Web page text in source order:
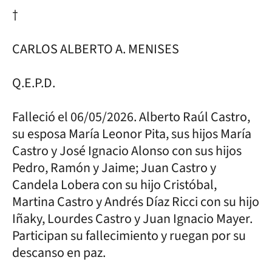
†
CARLOS ALBERTO A. MENISES
Q.E.P.D.
Falleció el 06/05/2026. Alberto Raúl Castro,
su esposa María Leonor Pita, sus hijos María
Castro y José Ignacio Alonso con sus hijos
Pedro, Ramón y Jaime; Juan Castro y
Candela Lobera con su hijo Cristóbal,
Martina Castro y Andrés Díaz Ricci con su hijo
Iñaky, Lourdes Castro y Juan Ignacio Mayer.
Participan su fallecimiento y ruegan por su
descanso en paz.